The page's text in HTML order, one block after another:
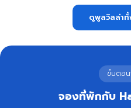
ดูพูลวิลล่า
ขั้นตอ
จองที่พักกับ